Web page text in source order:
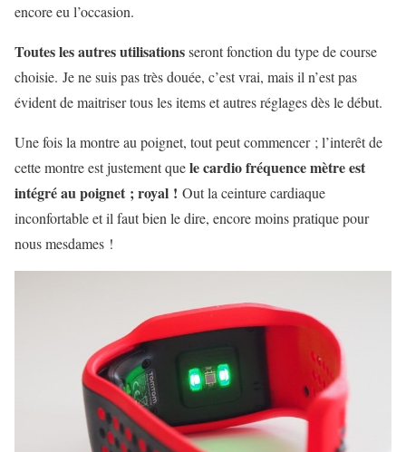
encore eu l’occasion.
Toutes les autres utilisationsseront fonction du type de course
choisie. Je ne suis pas très douée, c’est vrai, mais il n’est pas
évident de maitriser tous les items et autres réglages dès le début.
Une fois la montre au poignet, tout peut commencer ; l’interêt de
cette montre est justement quele cardio fréquence mètre est
intégré au poignet ; royal ! Out la ceinture cardiaque
inconfortable et il faut bien le dire, encore moins pratique pour
nous mesdames !